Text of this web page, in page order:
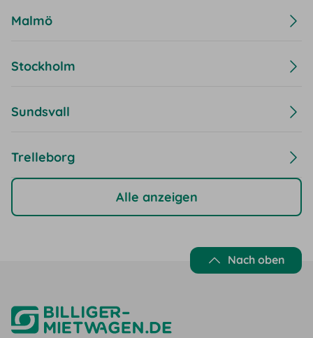
Malmö
Stockholm
Sundsvall
Trelleborg
Alle anzeigen
Nach oben